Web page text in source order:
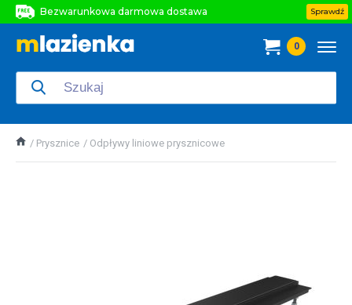
Bezwarunkowa darmowa dostawa
Bezwarunkowa darmowa dostawa
Sprawdź
0
Prysznice Odpływy liniowe prysznicowe